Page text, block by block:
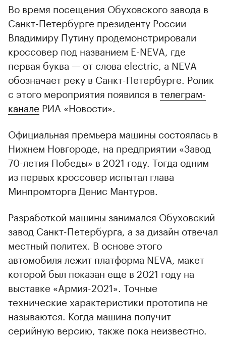
Во время посещения Обуховского завода в
Санкт-Петербурге президенту России
Владимиру Путину продемонстрировали
кроссовер под названием E-NEVA, где
первая буква — от слова electric, а NEVA
обозначает реку в Санкт-Петербурге. Ролик
с этого мероприятия появился в телеграм-
канале РИА «Новости».
Официальная премьера машины состоялась в
Нижнем Новгороде, на предприятии «Завод
70-летия Победы» в 2021 году. Тогда одним
из первых кроссовер испытал глава
Минпромторга Денис Мантуров.
Разработкой машины занимался Обуховский
завод Санкт-Петербурга, а за дизайн отвечал
местный политех. В основе этого
автомобиля лежит платформа NEVA, макет
которой был показан еще в 2021 году на
выставке «Армия-2021». Точные
технические характеристики прототипа не
называются. Когда машина получит
серийную версию, также пока неизвестно.